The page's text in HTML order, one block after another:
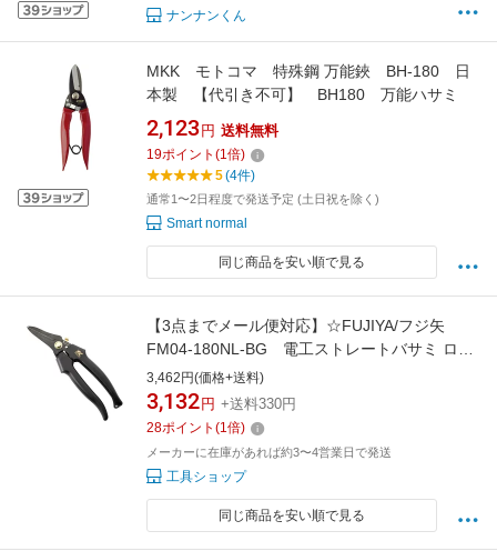
ナンナンくん
MKK モトコマ 特殊鋼 万能鋏 BH-180 日
本製 【代引き不可】 BH180 万能ハサミ
2,123 円 送料無料
19ポイント (1倍)
5(4件)
通常1〜2日程度で発送予定 (土日祝を除く)
Smart normal
同じ商品を安い順で見る
【3点までメール便対応】☆FUJIYA/フジ矢
FM04-180NL-BG 電工ストレートバサミ ロッ
ク付（黒金）（KUROKIN）
3,462円(価格+送料)
3,132 円 +送料330円
28ポイント (1倍)
メーカーに在庫があれば約3〜4営業日で発送
工具ショップ
同じ商品を安い順で見る